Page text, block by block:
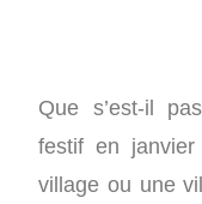
Que s’est-il
festif en
village ou une